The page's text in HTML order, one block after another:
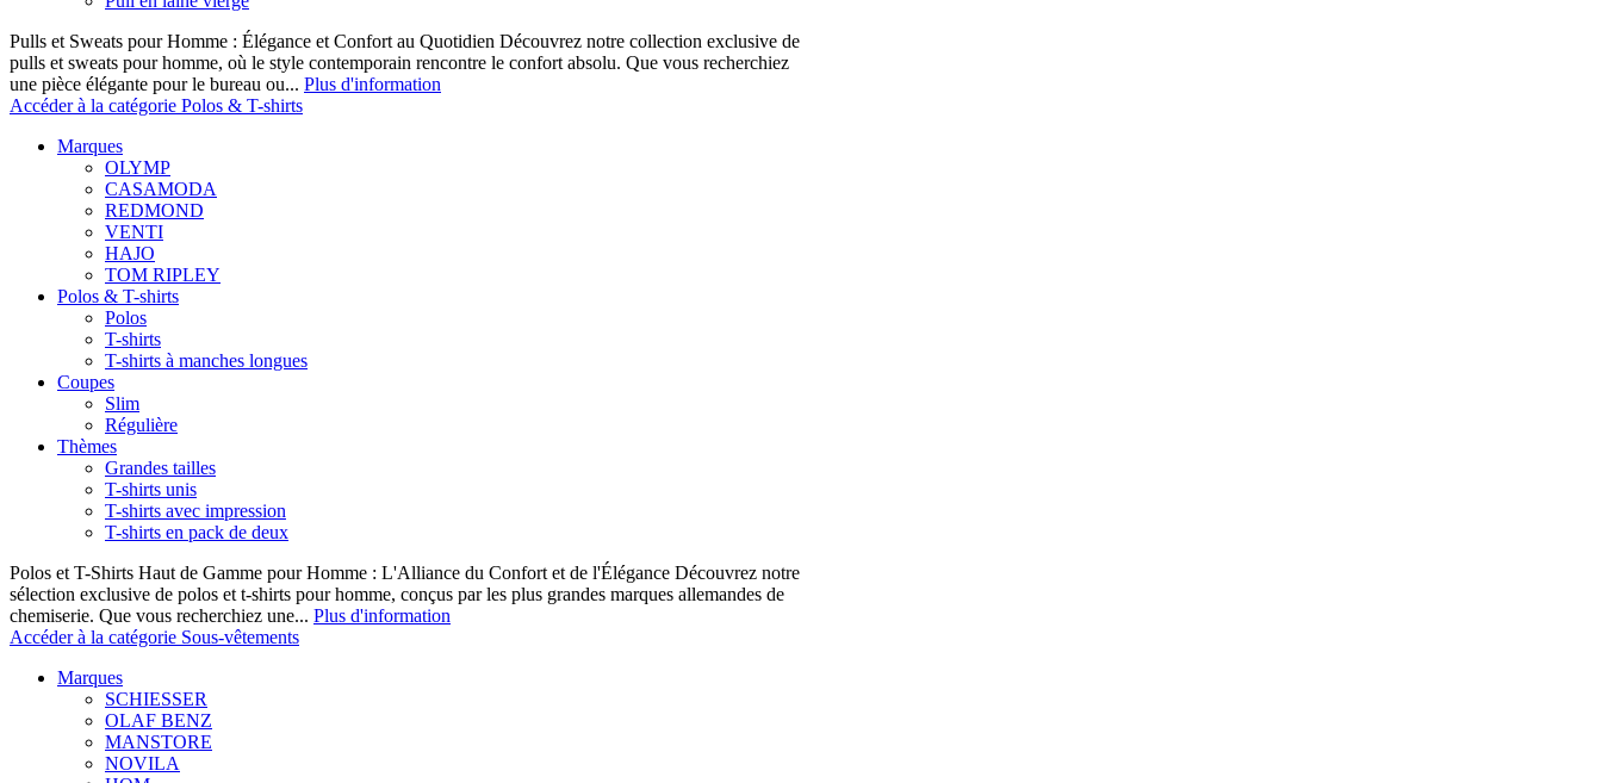
Pulls et Sweats pour Homme : Élégance et Confort au Quotidien Découvrez notre collection exclusive de
pulls et sweats pour homme, où le style contemporain rencontre le confort absolu. Que vous recherchiez
une pièce élégante pour le bureau ou... Plus d'information
Accéder à la catégorie Polos & T-shirts
Marques
OLYMP
CASAMODA
REDMOND
VENTI
HAJO
TOM RIPLEY
Polos & T-shirts
Polos
T-shirts
T-shirts à manches longues
Coupes
Slim
Régulière
Thèmes
Grandes tailles
T-shirts unis
T-shirts avec impression
T-shirts en pack de deux
Polos et T-Shirts Haut de Gamme pour Homme : L'Alliance du Confort et de l'Élégance Découvrez notre
sélection exclusive de polos et t-shirts pour homme, conçus par les plus grandes marques allemandes de
chemiserie. Que vous recherchiez une... Plus d'information
Accéder à la catégorie Sous-vêtements
Marques
SCHIESSER
OLAF BENZ
MANSTORE
NOVILA